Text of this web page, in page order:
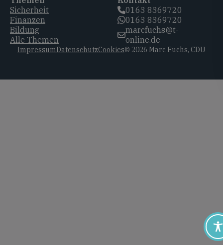
Sicherheit
Finanzen
Bildung
Alle Themen
0163 8369720‬
0163 8369720‬
marcfuchs@t-
online.de
ImpressumDatenschutzCookies© 2026 Marc Fuchs, CDU